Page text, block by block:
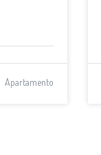
Apartamento